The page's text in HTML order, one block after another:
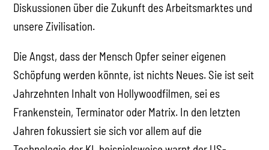
Diskussionen über die Zukunft des Arbeitsmarktes und
unsere Zivilisation.
Die Angst, dass der Mensch Opfer seiner eigenen
Schöpfung werden könnte, ist nichts Neues. Sie ist seit
Jahrzehnten Inhalt von Hollywoodfilmen, sei es
Frankenstein, Terminator oder Matrix. In den letzten
Jahren fokussiert sie sich vor allem auf die